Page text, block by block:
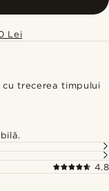
Lei
cu trecerea timpului
4.8